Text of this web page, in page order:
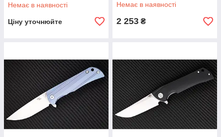
Немає в наявності
Ціну уточнюйте
Немає в наявності
2 253 ₴